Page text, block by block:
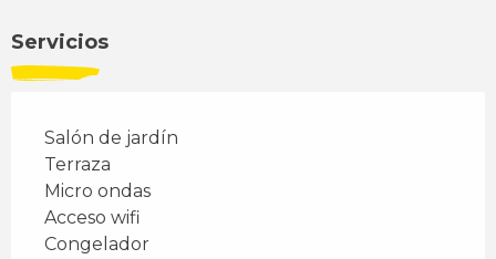
Servicios
Salón de jardín
Terraza
Micro ondas
Acceso wifi
Congelador